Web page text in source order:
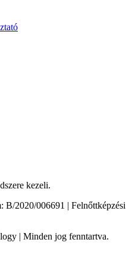
kezeli.
B/2020/006691 | Felnőttképzési
| Minden jog fenntartva.